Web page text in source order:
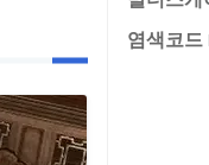
염색코드